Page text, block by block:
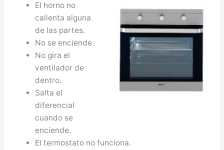
El horno no
calienta alguna
de las partes.
No se enciende.
No gira el
ventilador de
dentro.
Salta el
diferencial
cuando se
enciende.
El termostato no funciona.